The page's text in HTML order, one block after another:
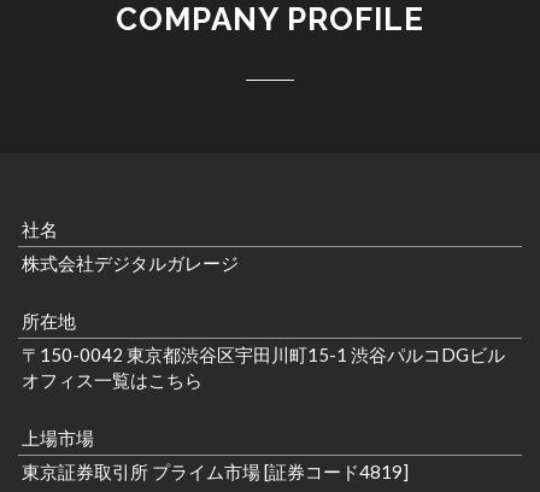
COMPANY PROFILE
社名
株式会社デジタルガレージ
所在地
〒150-0042 東京都渋谷区宇田川町15-1 渋谷パルコDGビル
オフィス一覧はこちら
上場市場
東京証券取引所 プライム市場 [証券コード4819]